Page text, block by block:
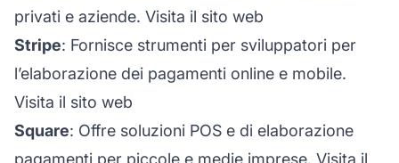
privati e aziende. Visita il sito web
Stripe: Fornisce strumenti per sviluppatori per
l’elaborazione dei pagamenti online e mobile.
Visita il sito web
Square: Offre soluzioni POS e di elaborazione
pagamenti per piccole e medie imprese. Visita il